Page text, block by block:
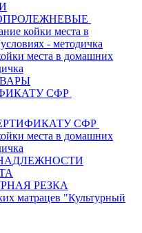
койки места в
- методичка
места в домашних
СФР
СФР
места в домашних
РЕЗКА
матрацев "Культурный